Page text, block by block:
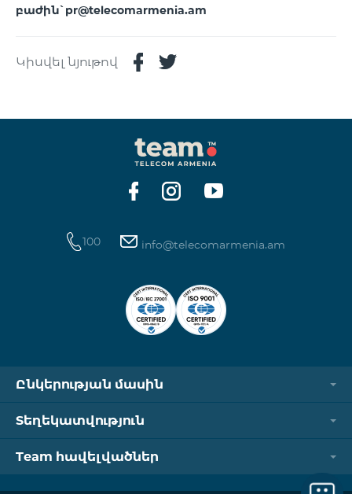
բաժին`pr@telecomarmenia.am
Կիսվել նյութով
100 info@telecomarmenia.am
Ընկերության մասին
Տեղեկատվություն
Team հավելվածներ